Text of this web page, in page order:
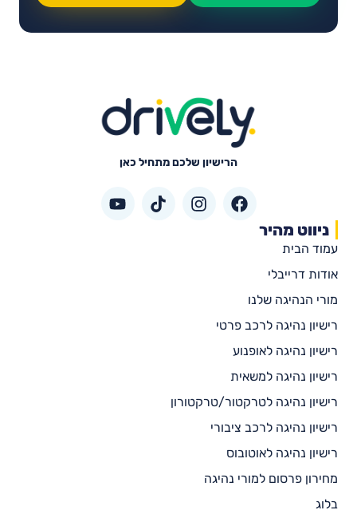
הרישיון שלכם מתחיל כאן
ניווט מהיר
עמוד הבית
אודות דרייבלי
מורי הנהיגה שלנו
רישיון נהיגה לרכב פרטי
רישיון נהיגה לאופנוע
רישיון נהיגה למשאית
רישיון נהיגה לטרקטור/טרקטורון
רישיון נהיגה לרכב ציבורי
רישיון נהיגה לאוטובוס
מחירון פרסום למורי נהיגה
בלוג